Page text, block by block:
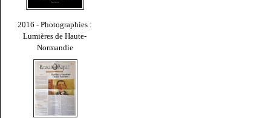
2016 - Photographies :
Lumières de Haute-
Normandie